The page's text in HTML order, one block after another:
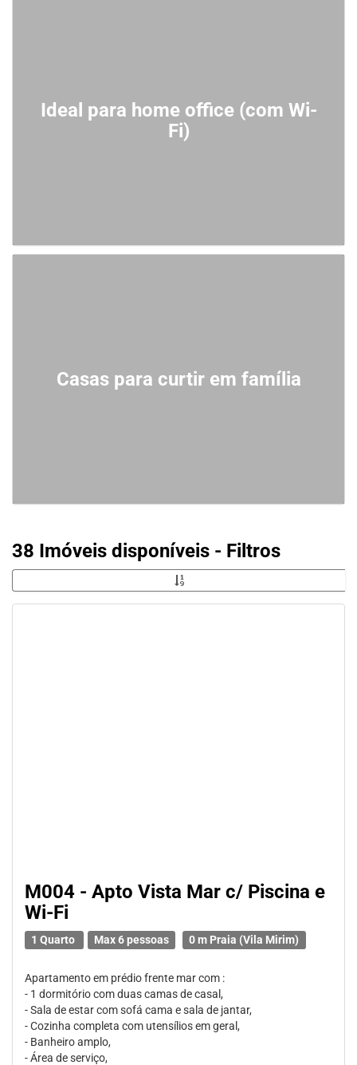
Ideal para home office (com Wi-
Fi)
Casas para curtir em família
38 Imóveis disponíveis - Filtros
M004 - Apto Vista Mar c/ Piscina e
Wi-Fi
1 Quarto Max 6 pessoas 0 m Praia (Vila Mirim)
Apartamento em prédio frente mar com :
- 1 dormitório com duas camas de casal,
- Sala de estar com sofá cama e sala de jantar,
- Cozinha completa com utensílios em geral,
- Banheiro amplo,
- Área de serviço,